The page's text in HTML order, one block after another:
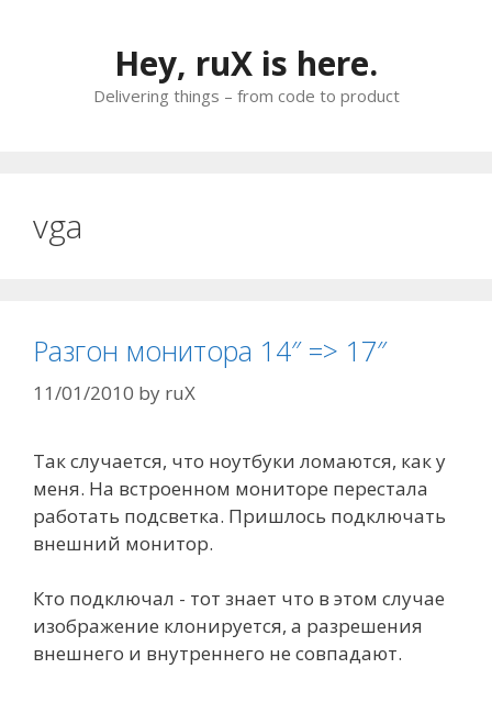
Hey, ruX is here.
Delivering things – from code to product
vga
Разгон монитора 14″ => 17″
11/01/2010 by ruX
Так случается, что ноутбуки ломаются, как у
меня. На встроенном мониторе перестала
работать подсветка. Пришлось подключать
внешний монитор.
Кто подключал - тот знает что в этом случае
изображение клонируется, а разрешения
внешнего и внутреннего не совпадают.